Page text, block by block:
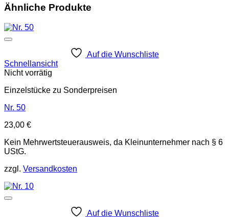
Ähnliche Produkte
Auf die Wunschliste
Schnellansicht
Nicht vorrätig
Einzelstücke zu Sonderpreisen
Nr. 50
23,00 €
Kein Mehrwertsteuerausweis, da Kleinunternehmer nach § 6
UStG.
zzgl. Versandkosten
Auf die Wunschliste